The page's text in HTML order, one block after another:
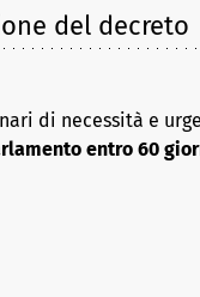
del decreto
di necessità e
entro 60